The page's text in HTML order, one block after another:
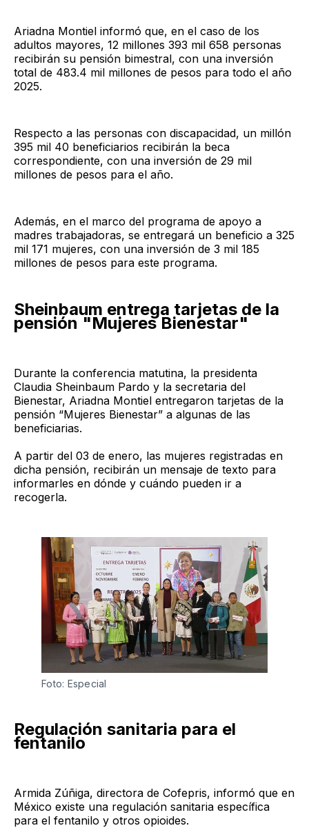
Ariadna Montiel informó que, en el caso de los
adultos mayores, 12 millones 393 mil 658 personas
recibirán su pensión bimestral, con una inversión
total de 483.4 mil millones de pesos para todo el año
2025.
Respecto a las personas con discapacidad, un millón
395 mil 40 beneficiarios recibirán la beca
correspondiente, con una inversión de 29 mil
millones de pesos para el año.
Además, en el marco del programa de apoyo a
madres trabajadoras, se entregará un beneficio a 325
mil 171 mujeres, con una inversión de 3 mil 185
millones de pesos para este programa.
Sheinbaum entrega tarjetas de la
pensión "Mujeres Bienestar"
Durante la conferencia matutina, la presidenta
Claudia Sheinbaum Pardo y la secretaria del
Bienestar, Ariadna Montiel entregaron tarjetas de la
pensión “Mujeres Bienestar” a algunas de las
beneficiarias.
A partir del 03 de enero, las mujeres registradas en
dicha pensión, recibirán un mensaje de texto para
informarles en dónde y cuándo pueden ir a
recogerla.
Foto: Especial
Regulación sanitaria para el
fentanilo
Armida Zúñiga, directora de Cofepris, informó que en
México existe una regulación sanitaria específica
para el fentanilo y otros opioides.